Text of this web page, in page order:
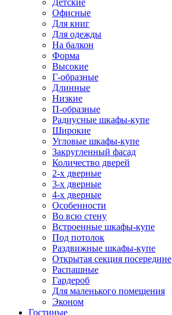
Детские
Офисные
Для книг
Для одежды
На балкон
Форма
Высокие
Г-образные
Длинные
Низкие
П-образные
Радиусные шкафы-купе
Широкие
Угловые шкафы-купе
Закругленный фасад
Количество дверей
2-х дверные
3-х дверные
4-х дверные
Особенности
Во всю стену
Встроенные шкафы-купе
Под потолок
Раздвижные шкафы-купе
Открытая секция посередине
Распашные
Гардероб
Для маленького помещения
Эконом
Гостиные